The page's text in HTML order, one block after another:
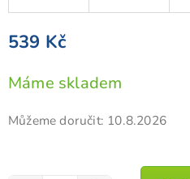
539 Kč
Měrná
cena:
Máme skladem
Můžeme doručit: 10.8.2026